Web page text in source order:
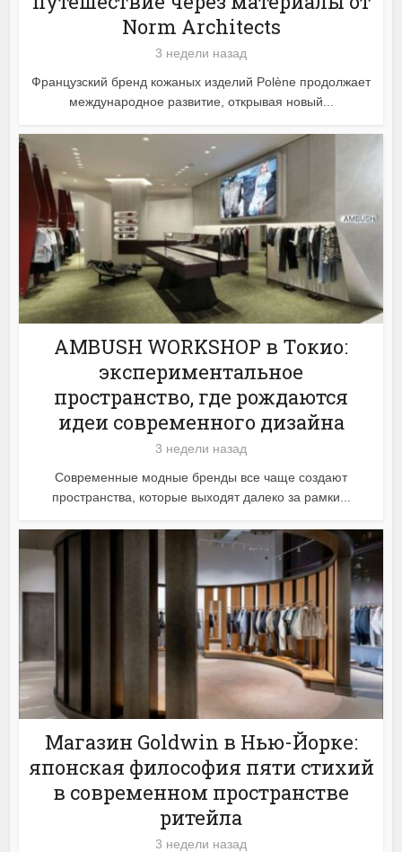
Norm Architects
3 недели назад
Французский бренд кожаных изделий Polène продолжает
международное развитие, открывая новый...
AMBUSH WORKSHOP в Токио:
экспериментальное
пространство, где рождаются
идеи современного дизайна
3 недели назад
Современные модные бренды все чаще создают
пространства, которые выходят далеко за рамки...
Магазин Goldwin в Нью-Йорке:
японская философия пяти стихий
в современном пространстве
ритейла
3 недели назад